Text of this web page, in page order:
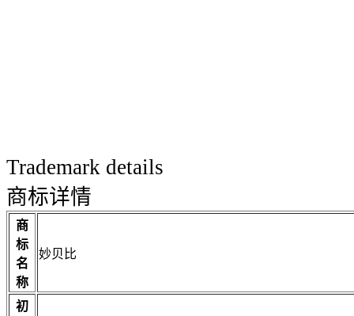
Trademark details
商标详情
商
标
名
称
妙贝比
初